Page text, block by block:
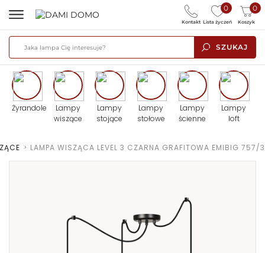
SZUKAJ
0
Lista życzeń
0
Koszyk
Kontakt
Żyrandole
Lampy
wiszące
Lampy
stojące
Lampy
stołowe
Lampy
ścienne
Lampy
loft
> LAMPA WISZĄCA LEVEL 3 CZARNA GRAFITOWA EMIBIG 757/3